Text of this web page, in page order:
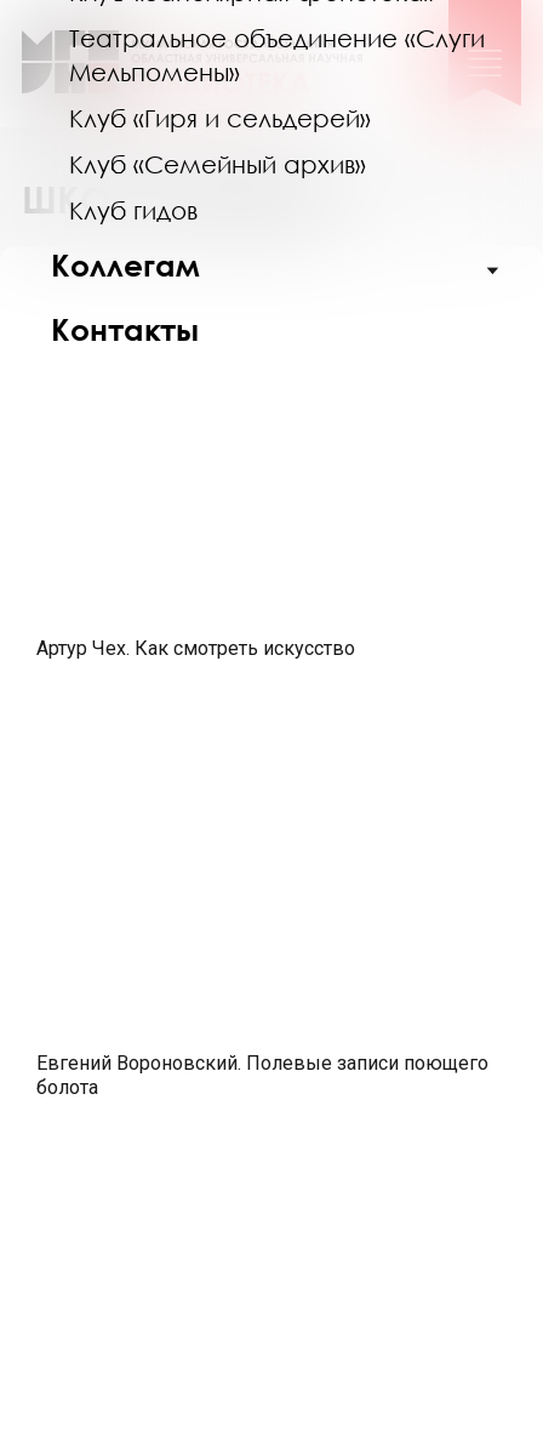
Театральное объединение «Слуги
Мельпомены»
Клуб «Гиря и сельдерей»
Клуб «Семейный архив»
Клуб гидов
Коллегам
Контакты
ШКОЛА КРИТИКИ
Артур Чех. Как смотреть искусство
Евгений Вороновский. Полевые записи поющего
болота